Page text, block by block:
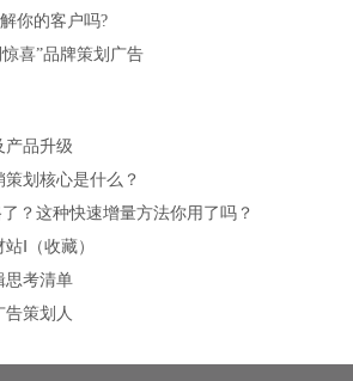
你的客户吗?
喜”品牌策划广告
产品升级
划核心是什么？
？这种快速增量方法你用了吗？
Ⅰ（收藏）
思考清单
策划人